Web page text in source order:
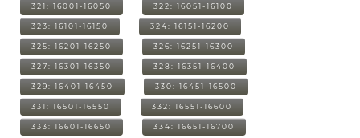
321: 16001-16050 322: 16051-16100
323: 16101-16150 324: 16151-16200
325: 16201-16250 326: 16251-16300
327: 16301-16350 328: 16351-16400
329: 16401-16450 330: 16451-16500
331: 16501-16550 332: 16551-16600
333: 16601-16650 334: 16651-16700